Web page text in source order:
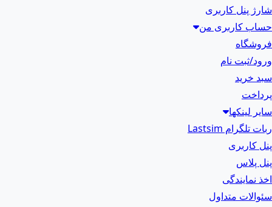
شارژ پنل کاربری
حساب کاربری من
فروشگاه
ورود/ثبت نام
سبد خرید
پرداخت
سایر لینکها
ربات تلگرام Lastsim
پنل کاربری
پنل پلاس
اخذ نمایندگی
سئوالات متداول